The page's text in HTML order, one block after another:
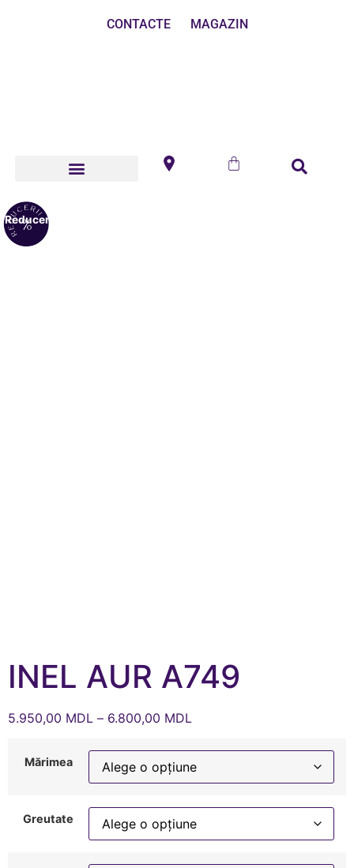
CONTACTE MAGAZIN
Reduceri!
INEL AUR A749
5.950,00 MDL – 6.800,00 MDL
Mărimea
Greutate